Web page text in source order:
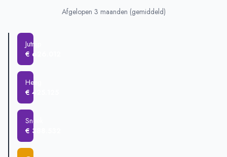
Afgelopen 3 maanden (gemiddeld)
Jutrijp
€ 626.012
Heeg
€ 425.125
Sneek
€ 388.532